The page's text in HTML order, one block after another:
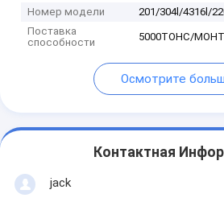
Номер модели
201/304l/4316l/
Поставка
способности
5000ТОНС/
Осмотрите
Контактная
jack